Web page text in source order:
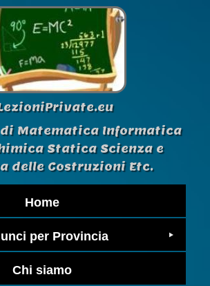
Matematica Informatica
Statica Scienza e
delle Costruzioni Etc.
Home
per Provincia
Chi siamo